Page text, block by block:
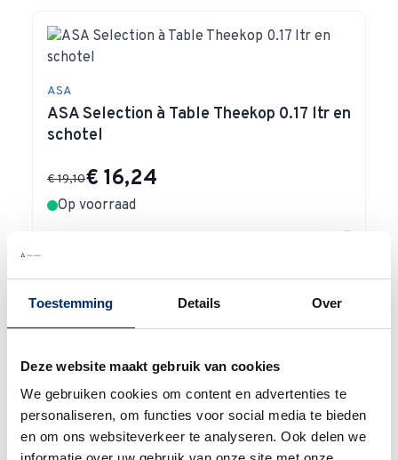
Toestemming Details Over
Deze website maakt gebruik van cookies
We gebruiken cookies om content en advertenties te
personaliseren, om functies voor social media te bieden
en om ons websiteverkeer te analyseren. Ook delen we
ASA
ASA Selection à Table Theekop 0.17 ltr en
schotel
Special Price
€ 16,24
€ 19,10
Op voorraad
WaaromAnna?